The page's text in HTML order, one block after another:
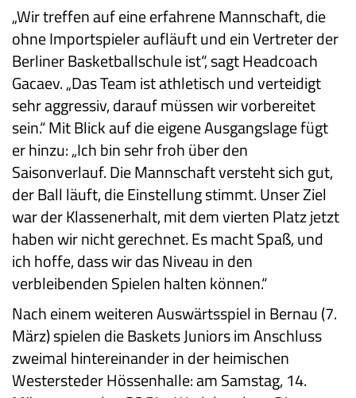
„Wir treffen auf eine erfahrene Mannschaft, die
ohne Importspieler aufläuft und ein Vertreter der
Berliner Basketballschule ist“, sagt Headcoach
Gacaev. „Das Team ist athletisch und verteidigt
sehr aggressiv, darauf müssen wir vorbereitet
sein.“ Mit Blick auf die eigene Ausgangslage fügt
er hinzu: „Ich bin sehr froh über den
Saisonverlauf. Die Mannschaft versteht sich gut,
der Ball läuft, die Einstellung stimmt. Unser Ziel
war der Klassenerhalt, mit dem vierten Platz jetzt
haben wir nicht gerechnet. Es macht Spaß, und
ich hoffe, dass wir das Niveau in den
verbleibenden Spielen halten können.“
Nach einem weiteren Auswärtsspiel in Bernau (7.
März) spielen die Baskets Juniors im Anschluss
zweimal hintereinander in der heimischen
Westersteder Hössenhalle: am Samstag, 14.